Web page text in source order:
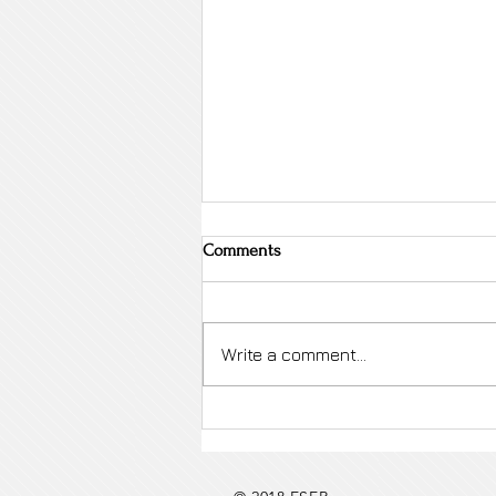
Comments
Write a comment...